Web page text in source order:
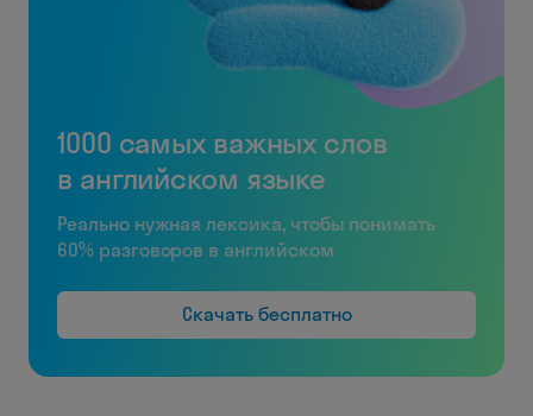
1000 самых важных слов
в английском языке
Реально нужная лексика, чтобы понимать
60% разговоров в английском
Скачать бесплатно